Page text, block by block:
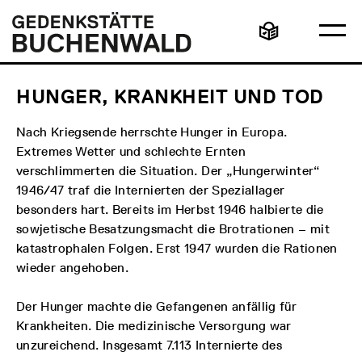
zum
Inhalt
Gedenkstätte
Buchenwald
Leichte
Sprache
HUNGER, KRANKHEIT UND TOD
Nach Kriegsende herrschte Hunger in Europa.
Extremes Wetter und schlechte Ernten
verschlimmerten die Situation. Der „Hungerwinter“
1946/47 traf die Internierten der Speziallager
besonders hart. Bereits im Herbst 1946 halbierte die
sowjetische Besatzungsmacht die Brotrationen – mit
katastrophalen Folgen. Erst 1947 wurden die Rationen
wieder angehoben.
Der Hunger machte die Gefangenen anfällig für
Krankheiten. Die medizinische Versorgung war
unzureichend. Insgesamt 7.113 Internierte des